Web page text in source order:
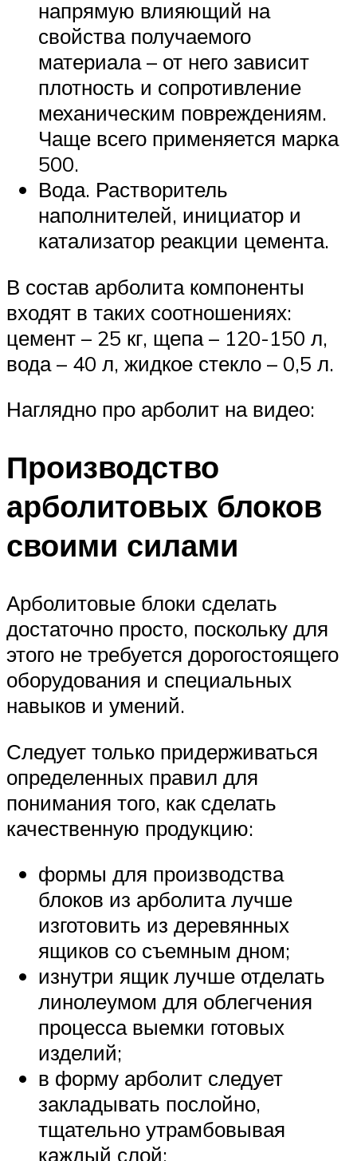
напрямую влияющий на
свойства получаемого
материала – от него зависит
плотность и сопротивление
механическим повреждениям.
Чаще всего применяется марка
500.
Вода. Растворитель
наполнителей, инициатор и
катализатор реакции цемента.
В состав арболита компоненты
входят в таких соотношениях:
цемент – 25 кг, щепа – 120-150 л,
вода – 40 л, жидкое стекло – 0,5 л.
Наглядно про арболит на видео:
Производство
арболитовых блоков
своими силами
Арболитовые блоки сделать
достаточно просто, поскольку для
этого не требуется дорогостоящего
оборудования и специальных
навыков и умений.
Следует только придерживаться
определенных правил для
понимания того, как сделать
качественную продукцию:
формы для производства
блоков из арболита лучше
изготовить из деревянных
ящиков со съемным дном;
изнутри ящик лучше отделать
линолеумом для облегчения
процесса выемки готовых
изделий;
в форму арболит следует
закладывать послойно,
тщательно утрамбовывая
каждый слой;